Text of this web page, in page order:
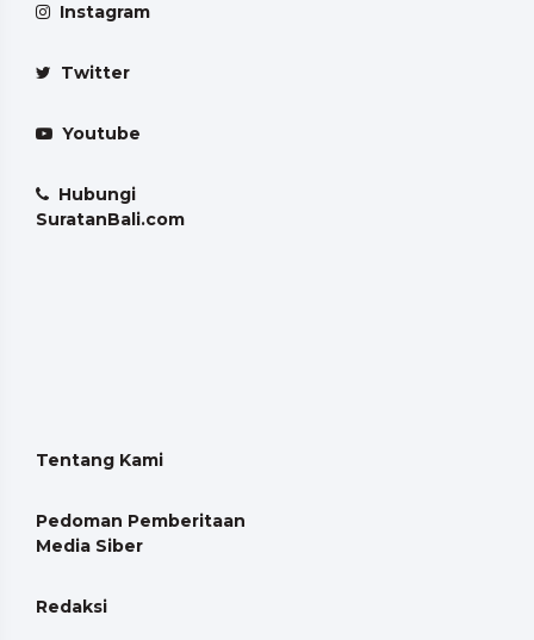
Instagram
Twitter
Youtube
Hubungi
SuratanBali.com
Tentang Kami
Pedoman Pemberitaan
Media Siber
Redaksi